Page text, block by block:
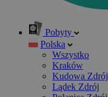
Pobyty
Polska
Wszystko
Kraków
Kudowa Zdrój
Lądek Zdrój